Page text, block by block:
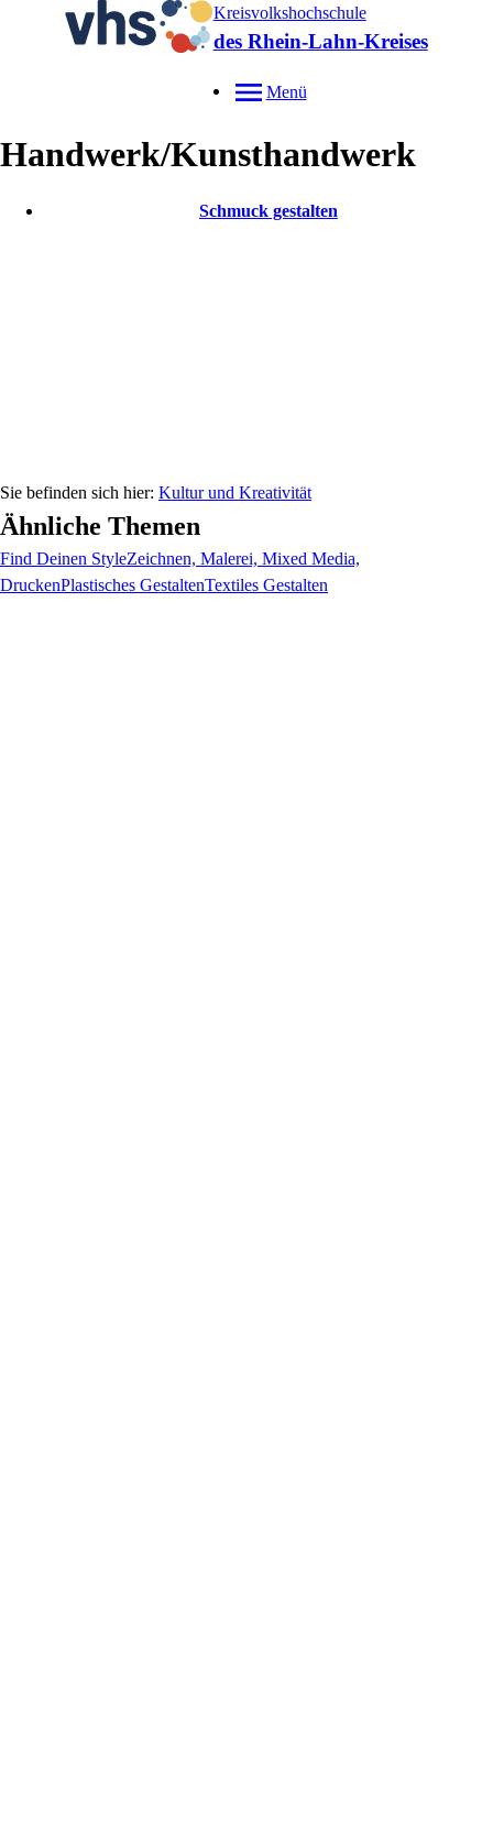
Kreisvolkshochschule
des Rhein-Lahn-Kreises
Menü
Handwerk/Kunsthandwerk
Schmuck gestalten
Kultur und Kreativität
Ähnliche Themen
Find Deinen StyleZeichnen, Malerei, Mixed Media,
DruckenPlastisches GestaltenTextiles Gestalten